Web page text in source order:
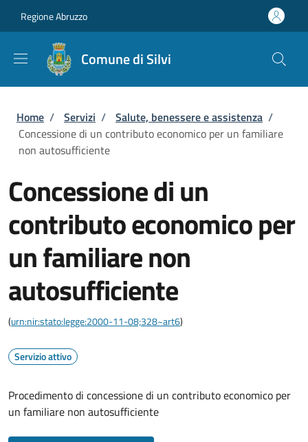
Regione Abruzzo
Comune di Silvi
Briciole di pane
Home / Servizi / Salute, benessere e assistenza /
Concessione di un contributo economico per un familiare
non autosufficiente
Concessione di un
contributo economico per
un familiare non
autosufficiente
(urn:nir:stato:legge:2000-11-08;328~art6)
Servizio attivo
Procedimento di concessione di un contributo economico per
un familiare non autosufficiente